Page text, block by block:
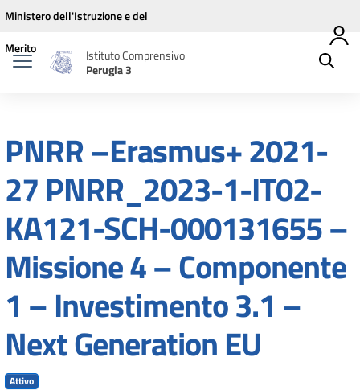
Vai ai contenuti
Vai al menu di navigazione
Vai al footer
Ministero dell'Istruzione e del
Merito
Istituto Comprensivo
Perugia 3
PNRR –Erasmus+ 2021-
27 PNRR_2023-1-IT02-
KA121-SCH-000131655 –
Missione 4 – Componente
1 – Investimento 3.1 –
Next Generation EU
Attivo